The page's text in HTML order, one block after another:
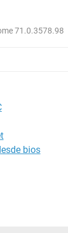
71.0.3578.98
bios